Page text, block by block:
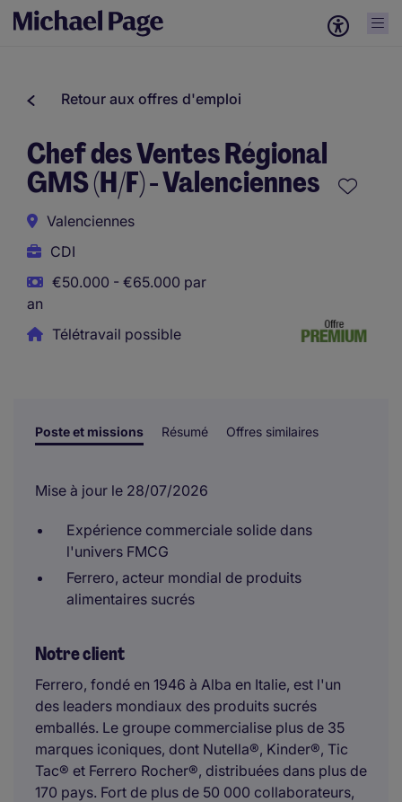
Retour aux offres d'emploi
Chef des Ventes Régional
GMS (H/F) - Valenciennes
Valenciennes
CDI
€50.000 - €65.000 par
an
Télétravail possible
Poste et missions Résumé Offres similaires
Mise à jour le 28/07/2026
Expérience commerciale solide dans
l'univers FMCG
Ferrero, acteur mondial de produits
alimentaires sucrés
Notre client
Ferrero, fondé en 1946 à Alba en Italie, est l'un
des leaders mondiaux des produits sucrés
emballés. Le groupe commercialise plus de 35
marques iconiques, dont Nutella®, Kinder®, Tic
Tac® et Ferrero Rocher®, distribuées dans plus de
170 pays. Fort de plus de 50 000 collaborateurs,